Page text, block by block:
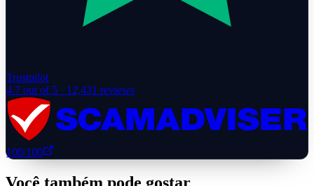
Trustpilot
4.7 out of 5 · 12,431 reviews
100/100